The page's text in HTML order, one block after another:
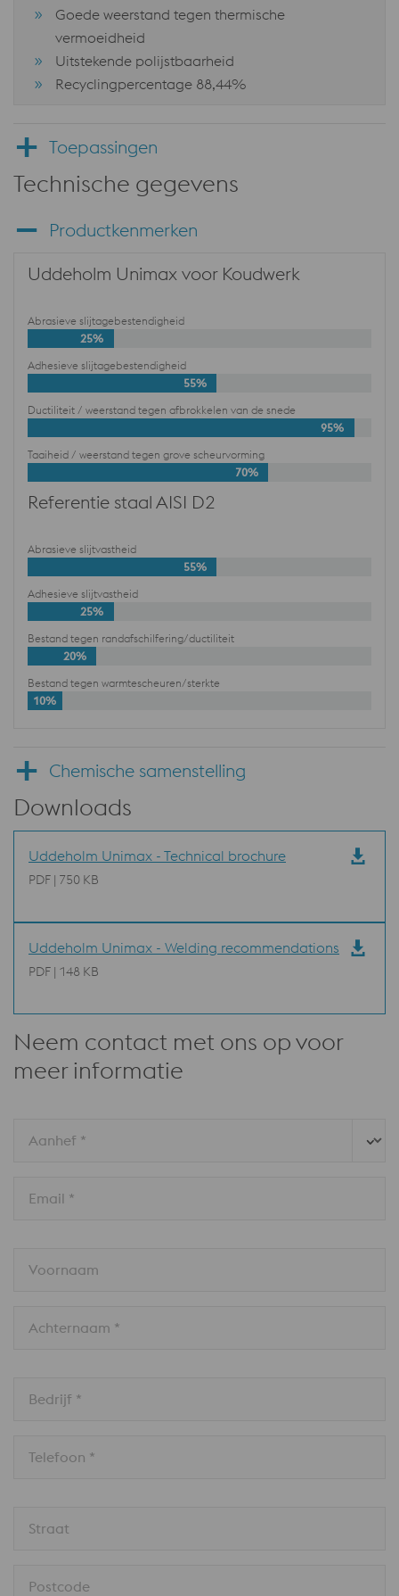
Goede weerstand tegen thermische
vermoeidheid
Uitstekende polijstbaarheid
Recyclingpercentage 88,44%
Toepassingen
Technische gegevens
Productkenmerken
Uddeholm Unimax voor Koudwerk
Abrasieve slijtagebestendigheid
25%
Adhesieve slijtagebestendigheid
55%
Ductiliteit / weerstand tegen afbrokkelen van de snede
95%
Taaiheid / weerstand tegen grove scheurvorming
70%
Referentie staal AISI D2
Abrasieve slijtvastheid
55%
Adhesieve slijtvastheid
25%
Bestand tegen randafschilfering/ductiliteit
20%
Bestand tegen warmtescheuren/sterkte
10%
Chemische samenstelling
Downloads
Uddeholm Unimax - Technical brochure
PDF | 750 KB
Uddeholm Unimax - Welding recommendations
PDF | 148 KB
Neem contact met ons op voor
meer informatie
Aanhef *
Email *
Voornaam
Achternaam *
Bedrijf *
Telefoon *
Straat
Postcode